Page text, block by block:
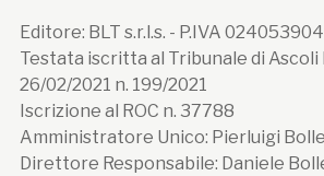
Editore: BLT s.r.l.s. - P.IVA
Testata iscritta al Tribunale di Ascoli
26/02/2021 n. 199/2021
Iscrizione al ROC n. 37788
Amministratore Unico: Pierluigi
Direttore Responsabile: Daniele